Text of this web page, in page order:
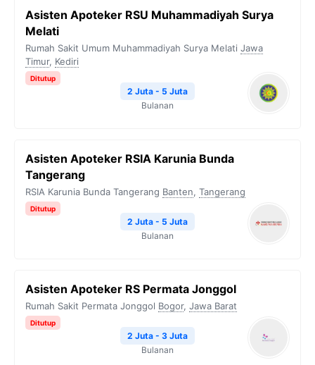
Asisten Apoteker RSU Muhammadiyah Surya
Melati
Rumah Sakit Umum Muhammadiyah Surya Melati Jawa
Timur, Kediri
Ditutup
2 Juta - 5 Juta
Bulanan
Asisten Apoteker RSIA Karunia Bunda
Tangerang
RSIA Karunia Bunda Tangerang Banten, Tangerang
Ditutup
2 Juta - 5 Juta
Bulanan
Asisten Apoteker RS Permata Jonggol
Rumah Sakit Permata Jonggol Bogor, Jawa Barat
Ditutup
2 Juta - 3 Juta
Bulanan